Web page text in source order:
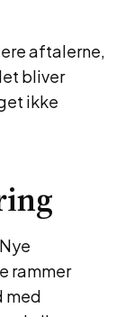
aftalerne,
bliver
ikke
rammer
med